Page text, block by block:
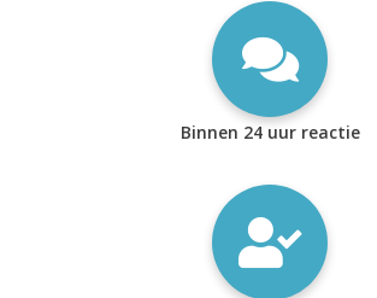
Binnen 24 uur reactie